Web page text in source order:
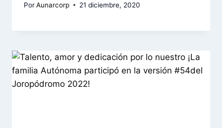
PorAunarcorp 21 diciembre, 2020